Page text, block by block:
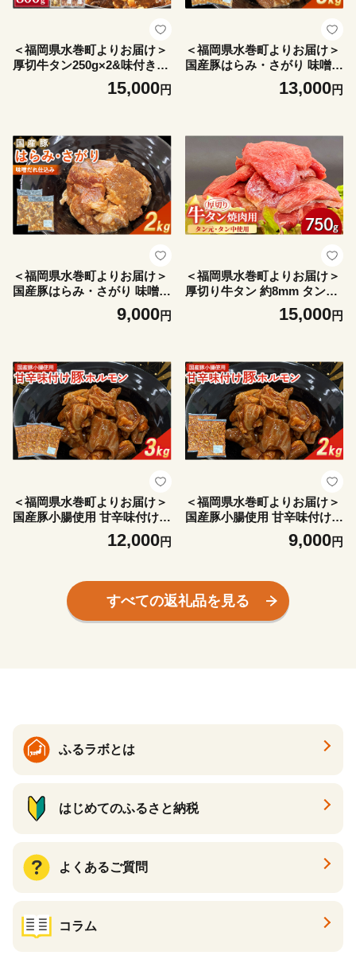
＜福岡県水巻町よりお届け＞
厚切牛タン250g×2&味付き牛
ハラミ300g×1セット 下味付
き 焼肉用_牛タン 牛ハラミ
84】
15,000円
＜福岡県水巻町よりお届け＞
国産豚はらみ・さがり 味噌だ
れ仕込み3kg 下味付き 焼肉
用_国産豚 豚はらみ 豚さがり
9000】
13,000円
＜福岡県水巻町よりお届け＞
国産豚はらみ・さがり 味噌だ
れ仕込み2kg 下味付き 焼肉
用_国産豚 豚はらみ 豚さがり
8999】
9,000円
＜福岡県水巻町よりお届け＞
厚切り牛タン 約8mm タン
元・タン中使用750g 下味付
き 焼肉用 冷凍_牛タン 厚切
美味しい【1718475】
15,000円
＜福岡県水巻町よりお届け＞
国産豚小腸使用 甘辛味付け豚
ホルモン 3kg 下味付き 焼肉
用_豚肉 豚ホルモン 国産豚小
【1718997】
12,000円
＜福岡県水巻町よりお届け＞
国産豚小腸使用 甘辛味付け豚
ホルモン 2kg 下味付き 焼肉
用_豚肉 豚ホルモン 国産豚小
【1718995】
9,000円
すべての返礼品を見る
ふるラボとは
はじめてのふるさと納税
よくあるご質問
コラム